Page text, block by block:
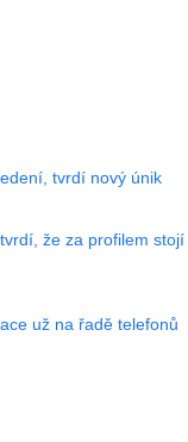
tvrdí nový únik
že za profilem stojí
už na řadě telefonů